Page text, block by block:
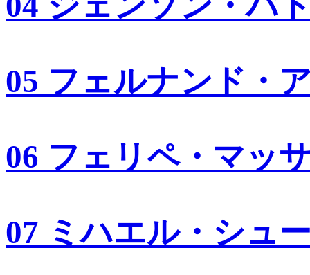
05 フェルナンド・
06 フェリペ・マッ
07 ミハエル・シュ